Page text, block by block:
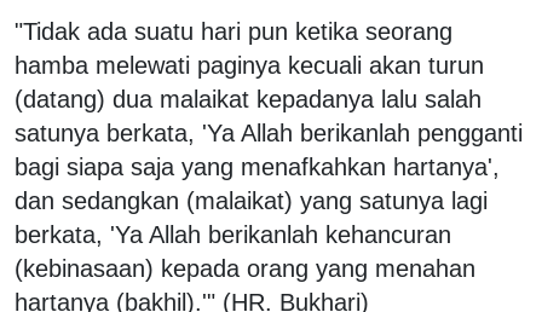
"Tidak ada suatu hari pun ketika seorang
hamba melewati paginya kecuali akan turun
(datang) dua malaikat kepadanya lalu salah
satunya berkata, 'Ya Allah berikanlah pengganti
bagi siapa saja yang menafkahkan hartanya',
dan sedangkan (malaikat) yang satunya lagi
berkata, 'Ya Allah berikanlah kehancuran
(kebinasaan) kepada orang yang menahan
hartanya (bakhil).'" (HR. Bukhari)